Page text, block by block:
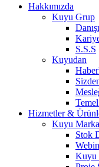
Hakkımızda
Kuyu Grup
S.S.S
Kuyudan
Temel
Hizmetler &
Kuyu
Stok
Kuyu